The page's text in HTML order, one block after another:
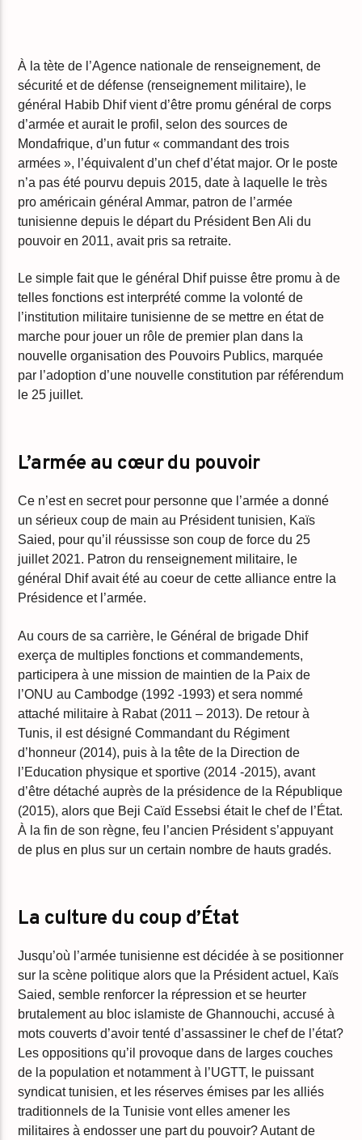
À la tète de l’Agence nationale de renseignement, de
sécurité et de défense (renseignement militaire), le
général Habib Dhif vient d’être promu général de corps
d’armée et aurait le profil, selon des sources de
Mondafrique, d’un futur « commandant des trois
armées », l’équivalent d’un chef d’état major. Or le poste
n’a pas été pourvu depuis 2015, date à laquelle le très
pro américain général Ammar, patron de l’armée
tunisienne depuis le départ du Président Ben Ali du
pouvoir en 2011, avait pris sa retraite.
Le simple fait que le général Dhif puisse être promu à de
telles fonctions est interprété comme la volonté de
l’institution militaire tunisienne de se mettre en état de
marche pour jouer un rôle de premier plan dans la
nouvelle organisation des Pouvoirs Publics, marquée
par l’adoption d’une nouvelle constitution par référendum
le 25 juillet.
L’armée au cœurdu pouvoir
Ce n’est en secret pour personne que l’armée a donné
un sérieux coup de main au Président tunisien, Kaïs
Saied, pour qu’il réussisse son coup de force du 25
juillet 2021. Patron du renseignement militaire, le
général Dhif avait été au coeur de cette alliance entre la
Présidence et l’armée.
Au cours de sa carrière, le Général de brigade Dhif
exerça de multiples fonctions et commandements,
participera à une mission de maintien de la Paix de
l’ONU au Cambodge (1992 -1993) et sera nommé
attaché militaire à Rabat (2011 – 2013). De retour à
Tunis, il est désigné Commandant du Régiment
d’honneur (2014), puis à la tête de la Direction de
l’Education physique et sportive (2014 -2015), avant
d’être détaché auprès de la présidence de la République
(2015), alors que Beji Caïd Essebsi était le chef de l’État.
À la fin de son règne, feu l’ancien Président s’appuyant
de plus en plus sur un certain nombre de hauts gradés.
La culture du coup d’État
Jusqu’où l’armée tunisienne est décidée à se positionner
sur la scène politique alors que la Président actuel, Kaïs
Saied, semble renforcer la répression et se heurter
brutalement au bloc islamiste de Ghannouchi, accusé à
mots couverts d’avoir tenté d’assassiner le chef de l’état?
Les oppositions qu’il provoque dans de larges couches
de la population et notamment à l’UGTT, le puissant
syndicat tunisien, et les réserves émises par les alliés
traditionnels de la Tunisie vont elles amener les
militaires à endosser une part du pouvoir? Autant de